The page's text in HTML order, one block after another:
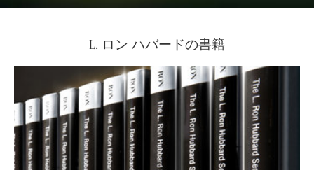
L. ロン ハバードの書籍